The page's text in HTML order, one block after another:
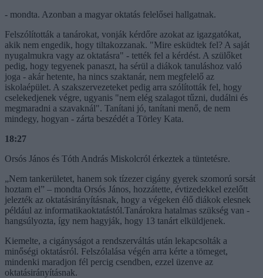
- mondta. Azonban a magyar oktatás felelősei hallgatnak.
Felszólították a tanárokat, vonják kérdőre azokat az igazgatókat,
akik nem engedik, hogy tiltakozzanak. "Mire esküdtek fel? A saját
nyugalmukra vagy az oktatásra" - tették fel a kérdést. A szülőket
pedig, hogy tegyenek panaszt, ha sérül a diákok tanuláshoz való
joga - akár hetente, ha nincs szaktanár, nem megfelelő az
iskolaépület. A szakszervezeteket pedig arra szólították fel, hogy
cselekedjenek végre, ugyanis "nem elég szalagot tűzni, dudálni és
megmaradni a szavaknál". Tanítani jó, tanítani menő, de nem
mindegy, hogyan - zárta beszédét a Törley Kata.
18:27
Orsós János és Tóth András Miskolcról érkeztek a tüntetésre.
„Nem tankerületet, hanem sok tízezer cigány gyerek szomorú sorsát
hoztam el” – mondta Orsós János, hozzátette, évtizedekkel ezelőtt
jelezték az oktatásirányításnak, hogy a végeken élő diákok elesnek
például az informatikaoktatástól.Tanárokra hatalmas szükség van -
hangsúlyozta, így nem hagyják, hogy 13 tanárt elküldjenek.
Kiemelte, a cigányságot a rendszerváltás után lekapcsolták a
minőségi oktatásról. Felszólalása végén arra kérte a tömeget,
mindenki maradjon fél percig csendben, ezzel üzenve az
oktatásirányításnak.